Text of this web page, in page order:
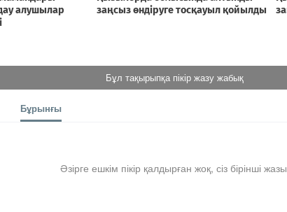
Бұл тақырыпқа пікір жазу жабық
Бұрынғы
Әзірге ешкім пікір қалдырған жоқ, сіз бірінші